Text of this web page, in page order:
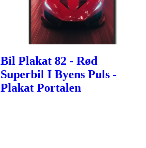
Bil Plakat 82 - Rød
Superbil I Byens Puls -
Plakat Portalen